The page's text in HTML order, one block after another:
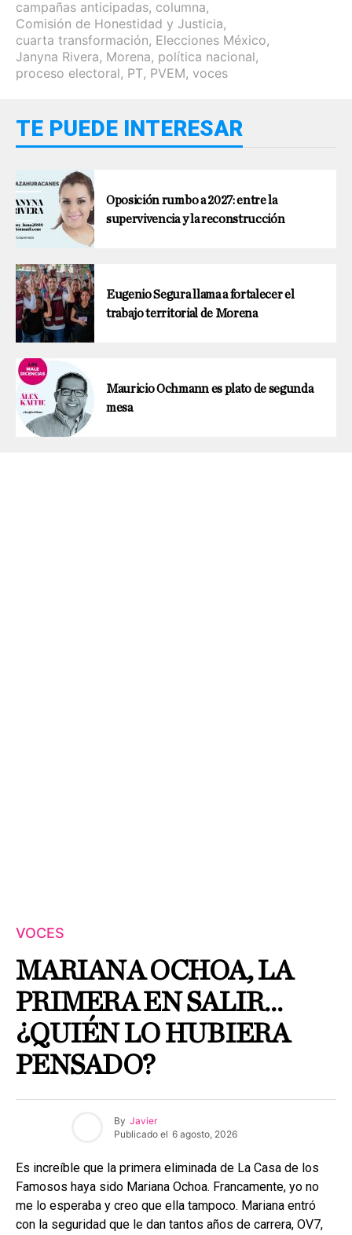
campañas anticipadas, columna,
Comisión de Honestidad y Justicia,
cuarta transformación, Elecciones México,
Janyna Rivera, Morena, política nacional,
proceso electoral, PT, PVEM, voces
TE PUEDE INTERESAR
Oposición rumbo a 2027: entre la
supervivencia y la reconstrucción
Eugenio Segura llama a fortalecer el
trabajo territorial de Morena
Mauricio Ochmann es plato de segunda
mesa
VOCES
MARIANA OCHOA, LA
PRIMERA EN SALIR…
¿QUIÉN LO HUBIERA
PENSADO?
By Javier
Publicado el 6 agosto, 2026
Es increíble que la primera eliminada de La Casa de los
Famosos haya sido Mariana Ochoa. Francamente, yo no
me lo esperaba y creo que ella tampoco. Mariana entró
con la seguridad que le dan tantos años de carrera, OV7,